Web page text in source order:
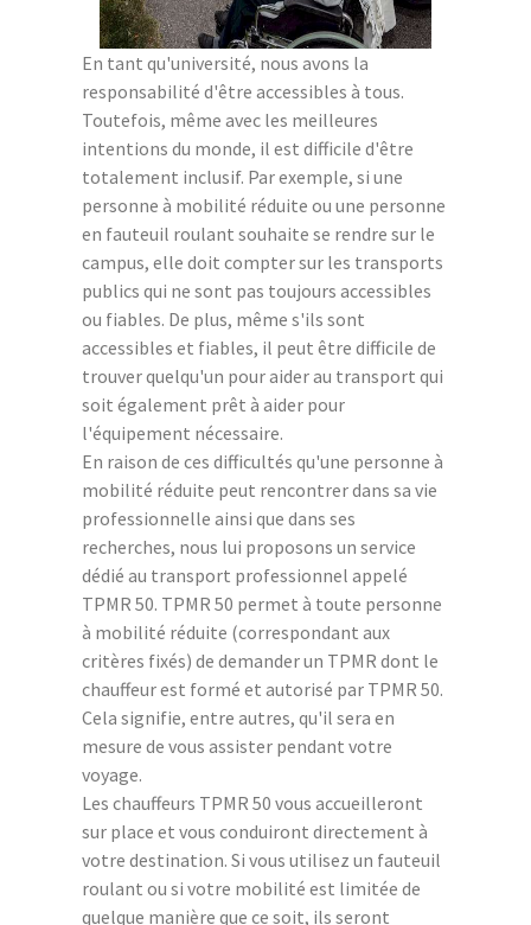
En tant qu'université, nous avons la
responsabilité d'être accessibles à tous.
Toutefois, même avec les meilleures
intentions du monde, il est difficile d'être
totalement inclusif. Par exemple, si une
personne à mobilité réduite ou une personne
en fauteuil roulant souhaite se rendre sur le
campus, elle doit compter sur les transports
publics qui ne sont pas toujours accessibles
ou fiables. De plus, même s'ils sont
accessibles et fiables, il peut être difficile de
trouver quelqu'un pour aider au transport qui
soit également prêt à aider pour
l'équipement nécessaire.
En raison de ces difficultés qu'une personne à
mobilité réduite peut rencontrer dans sa vie
professionnelle ainsi que dans ses
recherches, nous lui proposons un service
dédié au transport professionnel appelé
TPMR 50. TPMR 50 permet à toute personne
à mobilité réduite (correspondant aux
critères fixés) de demander un TPMR dont le
chauffeur est formé et autorisé par TPMR 50.
Cela signifie, entre autres, qu'il sera en
mesure de vous assister pendant votre
voyage.
Les chauffeurs TPMR 50 vous accueilleront
sur place et vous conduiront directement à
votre destination. Si vous utilisez un fauteuil
roulant ou si votre mobilité est limitée de
quelque manière que ce soit, ils seront